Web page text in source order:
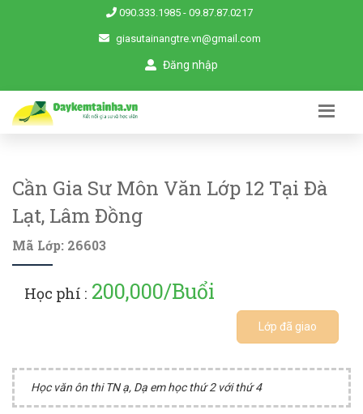
090.333.1985 - 09.87.87.0217
giasutainangtre.vn@gmail.com
Đăng nhập
Cần Gia Sư Môn Văn Lớp 12 Tại Đà
Lạt, Lâm Đồng
Mã Lớp: 26603
Học phí : 200,000/Buổi
Lớp đã giao
Học văn ôn thi TN ạ, Dạ em học thứ 2 với thứ 4